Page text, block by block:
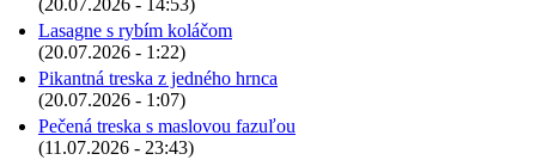
(20.07.2026 - 14:53)
Lasagne s rybím koláčom
(20.07.2026 - 1:22)
Pikantná treska z jedného hrnca
(20.07.2026 - 1:07)
Pečená treska s maslovou fazuľou
(11.07.2026 - 23:43)